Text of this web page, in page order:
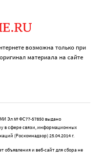
возможна только при
материала на сайте
Эл № ФС77-57850 выдано
в сфере связи, информационных
(Роскомнадзор) 25.04.2014 г.
объявления и веб-сайт для сбора не